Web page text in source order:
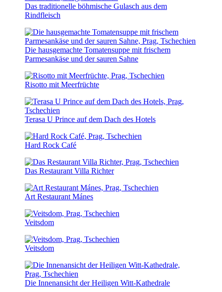
Das traditionelle böhmische Gulasch aus dem
Rindfleisch
Die hausgemachte Tomatensuppe mit frischem
Parmesankäse und der sauren Sahne
Risotto mit Meerfrüchte
Terasa U Prince auf dem Dach des Hotels
Hard Rock Café
Das Restaurant Villa Richter
Art Restaurant Mánes
Veitsdom
Veitsdom
Die Innenansicht der Heiligen Witt-Kathedrale